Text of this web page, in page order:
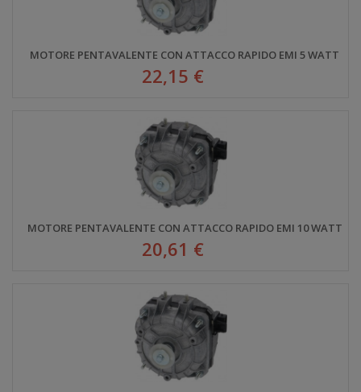
MOTORE PENTAVALENTE CON ATTACCO RAPIDO EMI 5 WATT
22,15 €
MOTORE PENTAVALENTE CON ATTACCO RAPIDO EMI 10 WATT
20,61 €